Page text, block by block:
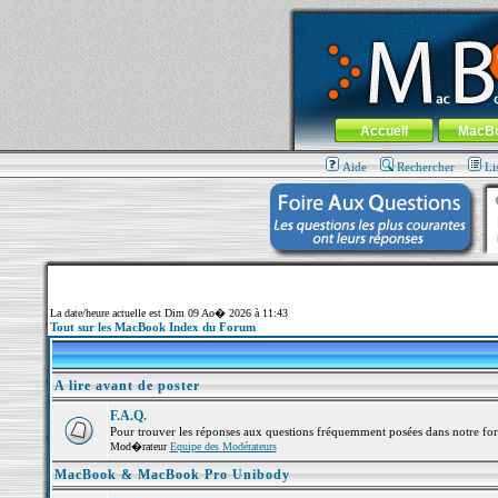
MacBook-fr.com : 100% Apple... 100%
Aller au contenu-Aller au menu
Menu général
Accueil
Aide Rechercher
La date/heure actuelle est Dim 09 Ao� 2026 à 11:43
Tout sur les MacBook Index du Forum
A lire avant de poster
F.A.Q.
Pour trouver les réponses aux questions fréquemment posées dans notre
Mod�rateurEquipe des Modérateurs
MacBook & MacBook Pro Unibody